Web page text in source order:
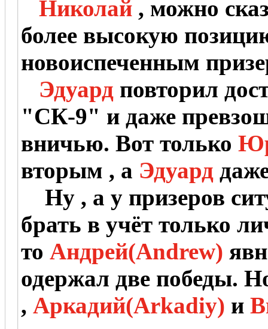
Николай , можно
более высокую
новоиспеченным
Эдуард повторил
"СК-9" и даже
вничью. Вот только
вторым , а Эдуард
Ну , а у призеров
брать в учёт только
то Андрей(Andrew)
одержал две победы.
, Аркадий(Arkadiy) и